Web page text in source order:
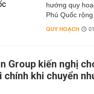
hướng quy
Phú Quốc
QUY HOẠCH
Group kiến nghị
chính khi chuyển